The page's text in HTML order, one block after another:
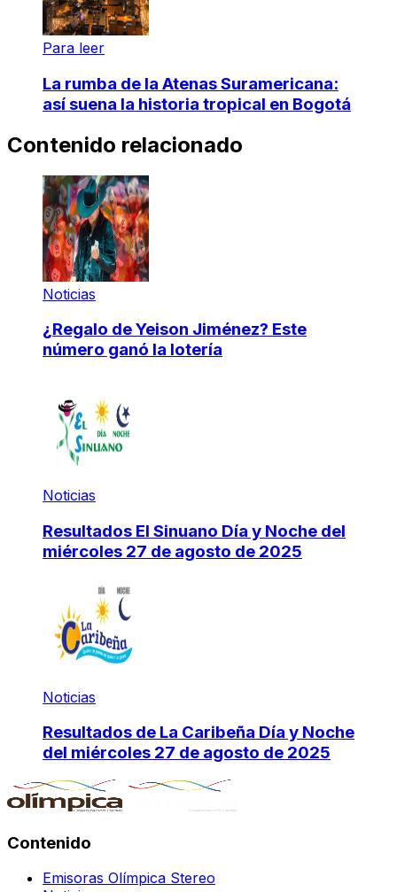
Para leer
La rumba de la Atenas Suramericana:
así suena la historia tropical en Bogotá
Contenido relacionado
Noticias
¿Regalo de Yeison Jiménez? Este
número ganó la lotería
Noticias
Resultados El Sinuano Día y Noche del
miércoles 27 de agosto de 2025
Noticias
Resultados de La Caribeña Día y Noche
del miércoles 27 de agosto de 2025
Contenido
Emisoras Olímpica Stereo